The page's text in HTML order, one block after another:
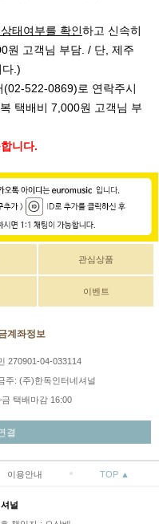
태여부를 확인하고 신속히
원 고객님 부담. / 단, 제주
.)
522-0869)로 연락주시
택배비 7,000원 고객님 부
니다.
관심상품
이벤트
계좌정보
270901-04-033114
주: (주)한독인터네셔널
금 택배마감 16:00
결
이용안내 TOP ▲
널